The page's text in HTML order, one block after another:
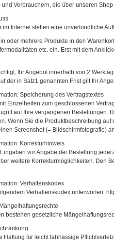
Verbrauchern, die über unseren
im Internet stellen eine unverbindliche
oder mehrere Produkte in den
etc. ein. Erst mit dem
Ihr Angebot innerhalb von 2
der in Satz1 genannten Frist gilt Ihr
Speicherung des Vertragstextes
Einzelheiten zum geschlossenen
auf Ihre vergangenen Bestellungen.
Wenn Sie die Produktbeschreibung
Screenshot (= Bildschirmfotografie)
Korrekturhinweis
vor Abgabe der Bestellung
weitere Korrekturmöglichkeiten. Den
Verhaltenskodex
Verhaltenskodex unterworfen:
bestehen gesetzliche
Haftung für leicht fahrlässige